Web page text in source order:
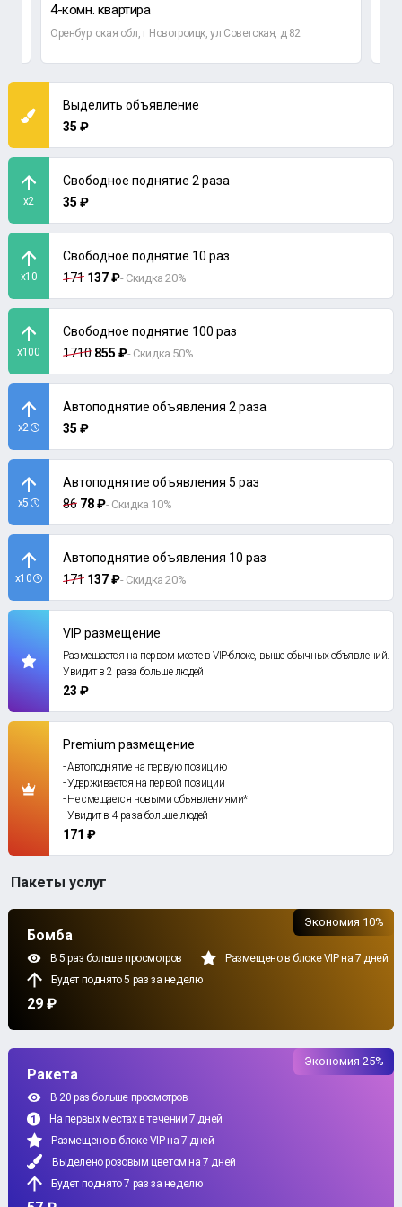
4-комн. квартира
Оренбургская обл, г Новотроицк, ул Советская, д 82
Выделить объявление
35 ₽
x2
Свободное поднятие 2 раза
35 ₽
x10
Свободное поднятие 10 раз
171 137 ₽- Скидка 20%
x100
Свободное поднятие 100 раз
1710 855 ₽- Скидка 50%
x2
Автоподнятие объявления 2 раза
35 ₽
x5
Автоподнятие объявления 5 раз
86 78 ₽- Скидка 10%
x10
Автоподнятие объявления 10 раз
171 137 ₽- Скидка 20%
VIP размещение
Размещается на первом месте в VIP-блоке, выше обычных объявлений.
Увидит в 2 раза больше людей
23 ₽
Premium размещение
- Автоподнятие на первую позицию
- Удерживается на первой позиции
- Не смещается новыми объявлениями*
- Увидит в 4 раза больше людей
171 ₽
Пакеты услуг
Бомба
В 5 раз больше просмотров
Размещено в блоке VIP на 7 дней
Будет поднято 5 раз за неделю
29 ₽
Экономия 10%
Ракета
В 20 раз больше просмотров
На первых местах в течении 7 дней
Размещено в блоке VIP на 7 дней
Выделено розовым цветом на 7 дней
Будет поднято 7 раз за неделю
Экономия 25%